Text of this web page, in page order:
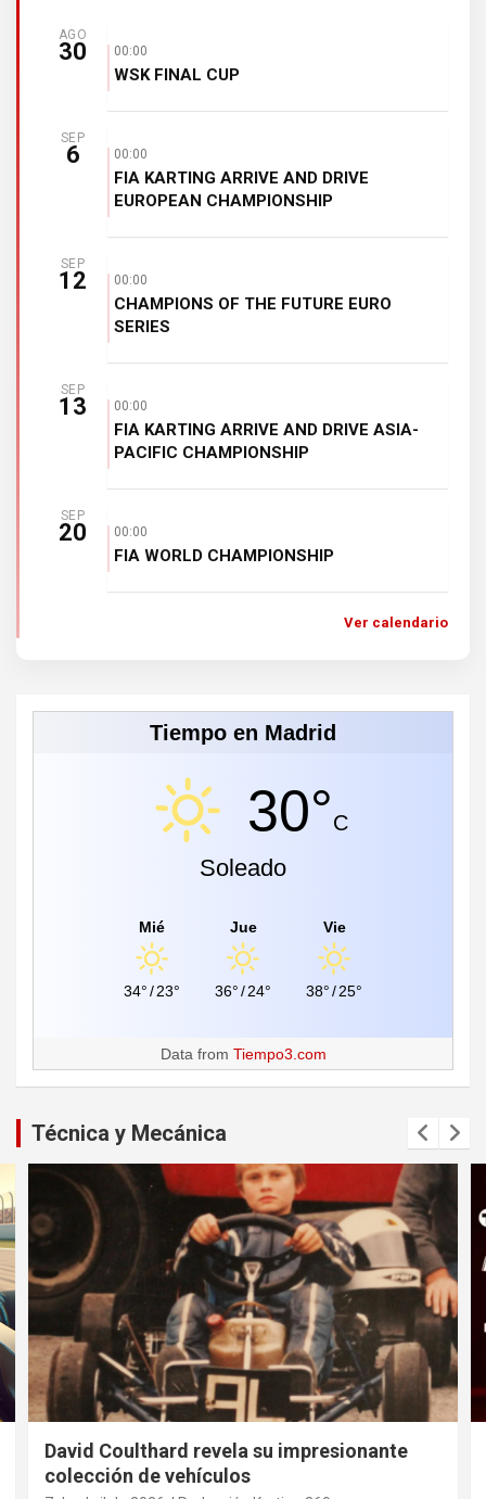
AGO
30 00:00
WSK FINAL CUP
SEP
6 00:00
FIA KARTING ARRIVE AND DRIVE
EUROPEAN CHAMPIONSHIP
SEP
12 00:00
CHAMPIONS OF THE FUTURE EURO
SERIES
SEP
13 00:00
FIA KARTING ARRIVE AND DRIVE ASIA-
PACIFIC CHAMPIONSHIP
SEP
20 00:00
FIA WORLD CHAMPIONSHIP
Ver calendario
Tiempo en Madrid
30°C
Soleado
Mié
34°/23°
Jue
36°/24°
Vie
38°/25°
Data from Tiempo3.com
Técnica y Mecánica
David Coulthard revela su impresionante
colección de vehículos